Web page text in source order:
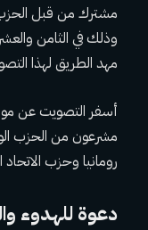
وذلك في الثامن
مهد الطريق لهذا
مشرعون من الحزب
رومانيا وحزب
دعوة للهدوء